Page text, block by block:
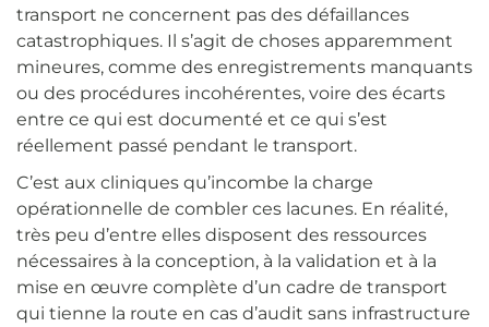
transport ne concernent pas des défaillances
catastrophiques. Il s’agit de choses apparemment
mineures, comme des enregistrements manquants
ou des procédures incohérentes, voire des écarts
entre ce qui est documenté et ce qui s’est
réellement passé pendant le transport.
C’est aux cliniques qu’incombe la charge
opérationnelle de combler ces lacunes. En réalité,
très peu d’entre elles disposent des ressources
nécessaires à la conception, à la validation et à la
mise en œuvre complète d’un cadre de transport
qui tienne la route en cas d’audit sans infrastructure